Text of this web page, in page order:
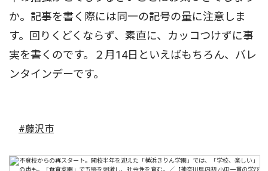
か。記事を書く際には同一の記号の量に注意しま
す。回りくどくならず、素直に、カッコつけずに事
実を書くのです。２月14日といえばもちろん、バレ
ンタインデーです。
#藤沢市